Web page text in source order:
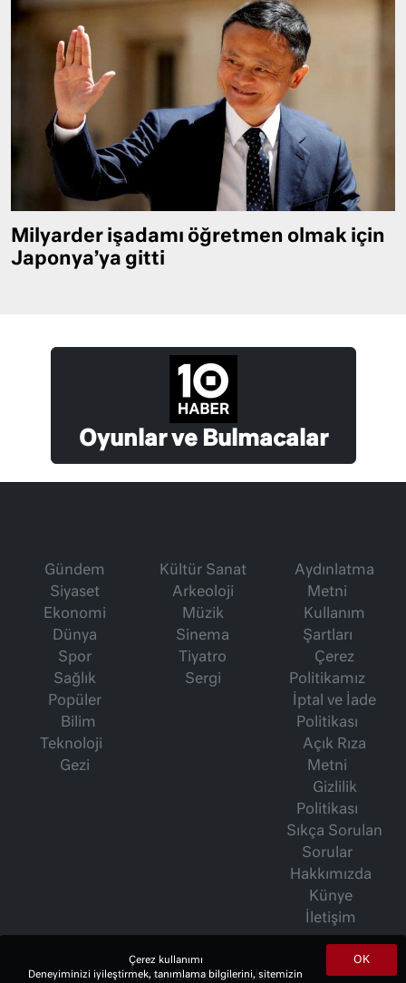
Milyarder işadamı öğretmen olmak için
Japonya’ya gitti
Oyunlar ve Bulmacalar
Gündem
Siyaset
Ekonomi
Dünya
Spor
Sağlık
Popüler
Bilim
Teknoloji
Gezi
Kültür Sanat
Arkeoloji
Müzik
Sinema
Tiyatro
Sergi
Aydınlatma
Metni
Kullanım
Şartları
Çerez
Politikamız
İptal ve İade
Politikası
Açık Rıza
Metni
Gizlilik
Politikası
Sıkça Sorulan
Sorular
Hakkımızda
Künye
İletişim
İsmet Berkan Yazıları
OK
Çerez kullanımı
Deneyiminizi iyileştirmek, tanımlama bilgilerini, sitemizin